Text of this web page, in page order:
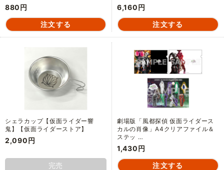
880円 6,160円
シェラカップ【仮面ライダー響
鬼】【仮面ライダーストア】
2,090円
完売
劇場版「風都探偵 仮面ライダース
カルの肖像」A4クリアファイル＆
ステッ …
1,430円